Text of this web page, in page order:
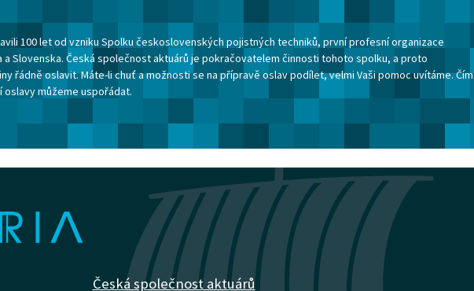
100 let od vzniku Spolku československých pojistných techniků, první profesní organizace
a Slovenska. Česká společnost aktuárů je pokračovatelem činnosti tohoto spolku, a proto
řádně oslavit. Máte-li chuť a možnosti se na přípravě oslav podílet, velmi Vaši pomoc uvítáme. Čím
oslavy můžeme uspořádat.
Česká společnost aktuárů